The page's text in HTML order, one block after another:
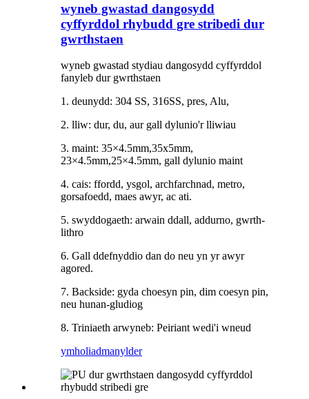
wyneb gwastad dangosydd
cyffyrddol rhybudd gre stribedi dur
gwrthstaen
wyneb gwastad stydiau dangosydd cyffyrddol
fanyleb dur gwrthstaen
1. deunydd: 304 SS, 316SS, pres, Alu,
2. lliw: dur, du, aur gall dylunio'r lliwiau
3. maint: 35×4.5mm,35x5mm,
23×4.5mm,25×4.5mm, gall dylunio maint
4. cais: ffordd, ysgol, archfarchnad, metro,
gorsafoedd, maes awyr, ac ati.
5. swyddogaeth: arwain ddall, addurno, gwrth-
lithro
6. Gall ddefnyddio dan do neu yn yr awyr
agored.
7. Backside: gyda choesyn pin, dim coesyn pin,
neu hunan-gludiog
8. Triniaeth arwyneb: Peiriant wedi'i wneud
ymholiadmanylder